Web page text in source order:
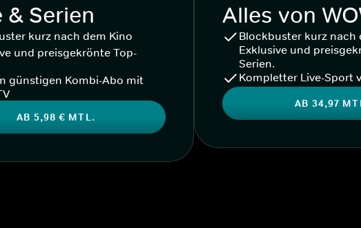
& Serien
kurz nach dem Kino
und preisgekrönte Top-
günstigen Kombi-Abo mit
AB 5,98 € MTL.
Alles von
Blockbuster kurz nach
Exklusive und
Serien.
Kompletter Live-Sport
AB 34,97